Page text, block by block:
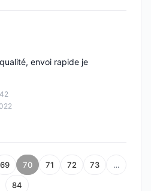
envoi rapide je
69 70 71 72 73 …
84